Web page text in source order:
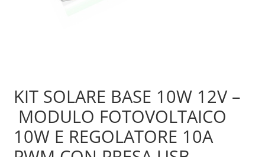
KIT SOLARE BASE 10W 12V –
MODULO FOTOVOLTAICO
10W E REGOLATORE 10A